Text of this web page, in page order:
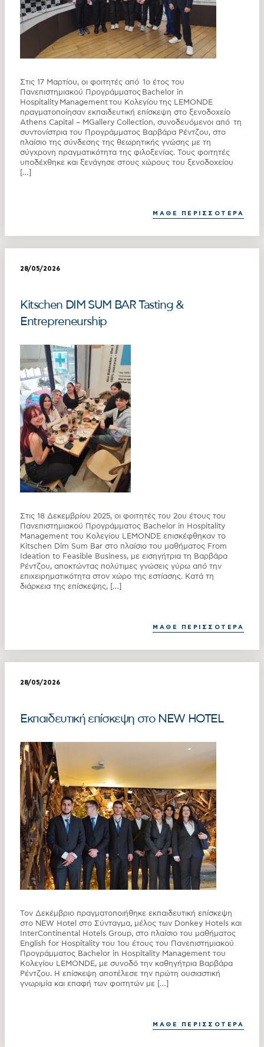
Στις 17 Μαρτίου, οι φοιτητές από 1ο έτος του
Πανεπιστημιακού Προγράμματος Bachelor in
Hospitality Management του Κολεγίου της LEMONDE
πραγματοποίησαν εκπαιδευτική επίσκεψη στο ξενοδοχείο
Athens Capital – MGallery Collection, συνοδευόμενοι από τη
συντονίστρια του Προγράμματος Βαρβάρα Ρέντζου, στο
πλαίσιο της σύνδεσης της θεωρητικής γνώσης με τη
σύγχρονη πραγματικότητα της φιλοξενίας. Τους φοιτητές
υποδέχθηκε και ξενάγησε στους χώρους του ξενοδοχείου
[…]
ΜΑΘΕ ΠΕΡΙΣΣΟΤΕΡΑ
28/05/2026
Kitschen DIM SUM BAR Tasting &
Entrepreneurship
Στις 18 Δεκεμβρίου 2025, οι φοιτητές του 2ου έτους του
Πανεπιστημιακού Προγράμματος Bachelor in Hospitality
Management του Κολεγίου LEMONDE επισκέφθηκαν το
Kitschen Dim Sum Bar στο πλαίσιο του μαθήματος From
Ideation to Feasible Business, με εισηγήτρια τη Βαρβάρα
Ρέντζου, αποκτώντας πολύτιμες γνώσεις γύρω από την
επιχειρηματικότητα στον χώρο της εστίασης. Κατά τη
διάρκεια της επίσκεψης, […]
ΜΑΘΕ ΠΕΡΙΣΣΟΤΕΡΑ
28/05/2026
Εκπαιδευτική επίσκεψη στο NEW HOTEL
Τον Δεκέμβριο πραγματοποιήθηκε εκπαιδευτική επίσκεψη
στο NEW Hotel στο Σύνταγμα, μέλος των Donkey Hotels και
InterContinental Hotels Group, στο πλαίσιο του μαθήματος
English for Hospitality του 1ου έτους του Πανεπιστημιακού
Προγράμματος Bachelor in Hospitality Management του
Κολεγίου LEMONDE, με συνοδό την καθηγήτρια Βαρβάρα
Ρέντζου. Η επίσκεψη αποτέλεσε την πρώτη ουσιαστική
γνωριμία και επαφή των φοιτητών με […]
ΜΑΘΕ ΠΕΡΙΣΣΟΤΕΡΑ